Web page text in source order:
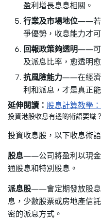
盈利增長息息相關。
行業及市場地位——若
爭優勢，收息能力才
回報政策夠透明——可
及派息比率，愈透明
抗風險能力——在經濟
利和派息，才是真正
延伸閱讀： 股息計算教學
投資港股收息有邊啲術語要識？
投資收息股，以下收息術
股息——公司將盈利以現金
通股息和特別股息。
派息股——會定期發放股息
息，少數股票或房地產信
密的派息方式。